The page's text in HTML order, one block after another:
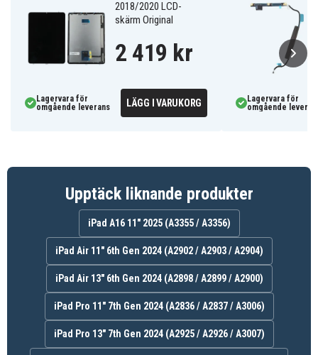
5399
EAN / GTIN 8721428062174
2018/2020 LCD-
skärm Original
2 419 kr
Lagervara för
omgående leverans
LÄGG I VARUKORG
Lagervara för
omgående
Upptäck liknande produkter
iPad A16 11" 2025 (A3355 / A3356)
iPad Air 11" 6th Gen 2024 (A2902 / A2903 / A2904)
iPad Air 13" 6th Gen 2024 (A2898 / A2899 / A2900)
iPad Pro 11" 7th Gen 2024 (A2836 / A2837 / A3006)
iPad Pro 13" 7th Gen 2024 (A2925 / A2926 / A3007)